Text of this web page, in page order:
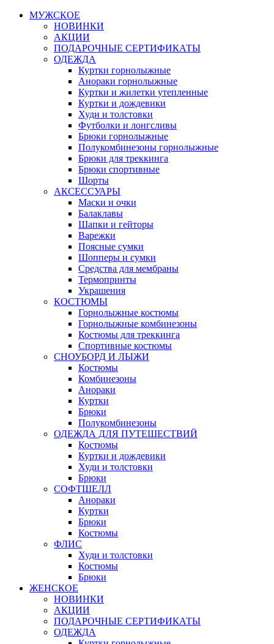
МУЖСКОЕ
НОВИНКИ
АКЦИИ
ПОДАРОЧНЫЕ СЕРТИФИКАТЫ
ОДЕЖДА
Куртки горнолыжные
Анораки горнолыжные
Куртки и жилетки утепленные
Куртки и дождевики
Худи и толстовки
Футболки и лонгсливы
Брюки горнолыжные
Полукомбинезоны горнолыжные
Брюки для треккинга
Брюки спортивные
Шорты
АКСЕССУАРЫ
Маски и очки
Балаклавы
Шапки и гейторы
Варежки
Поясные сумки
Шопперы и сумки
Средства для мембраны
Термопринты
Украшения
КОСТЮМЫ
Горнолыжные костюмы
Горнолыжные комбинезоны
Костюмы для треккинга
Спортивные костюмы
СНОУБОРД И ЛЫЖИ
Костюмы
Комбинезоны
Анораки
Куртки
Брюки
Полукомбинезоны
ОДЕЖДА ДЛЯ ПУТЕШЕСТВИЙ
Костюмы
Куртки и дождевики
Худи и толстовки
Брюки
СОФТШЕЛЛ
Анораки
Куртки
Брюки
Костюмы
ФЛИС
Худи и толстовки
Костюмы
Брюки
ЖЕНСКОЕ
НОВИНКИ
АКЦИИ
ПОДАРОЧНЫЕ СЕРТИФИКАТЫ
ОДЕЖДА